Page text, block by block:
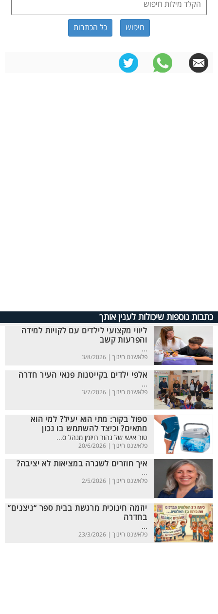
כל הכתבות
כתבות נוספות שיכולות לענין אותך
ליווי מקצועי לילדים עם לקויות למידה
והפרעות קשב
...
פלאשנט חינוך | 3/8/2026
אלפי ילדים בקייטנות פנאי העיר חדרה
...
פלאשנט חינוך | 3/7/2026
טפול בקור: מתי הוא יעיל? למי הוא
מתאים? וכיצד להשתמש בו נכון
טור אישי של נהור רויזמן מנהל ס...
פלאשנט חינוך | 20/6/2026
איך חוזרים לשגרה במציאות לא יציבה?
...
פלאשנט חינוך | 2/5/2026
יוזמה חינוכית מרגשת בבית ספר “ניצנים”
בחדרה
...
פלאשנט חינוך | 23/3/2026